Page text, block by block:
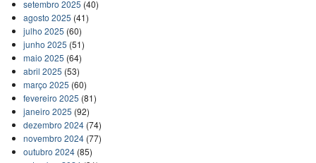
setembro 2025 (40)
agosto 2025 (41)
julho 2025 (60)
junho 2025 (51)
maio 2025 (64)
abril 2025 (53)
março 2025 (60)
fevereiro 2025 (81)
janeiro 2025 (92)
dezembro 2024(74)
novembro 2024(77)
outubro 2024(85)